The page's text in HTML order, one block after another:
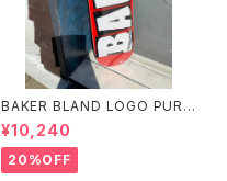
BAKER BLAND LOGO PURP
LE DECK 8.0 ベイカー ブラ
ンド ロゴ パープル デッ
キ 8インチ スケートボード ス
ケボー
¥10,240
20%OFF